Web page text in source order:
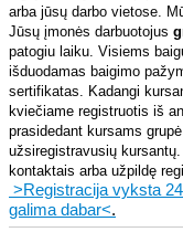
arba jūsų darbo vietose.
Jūsų įmonės darbuotojus
patogiu laiku. Visiems
išduodamas baigimo
sertifikatas. Kadangi
kviečiame registruotis iš
prasidedant kursams
užsiregistravusių
kontaktais arba užpildę
>Registracija vyksta
galima dabar<.